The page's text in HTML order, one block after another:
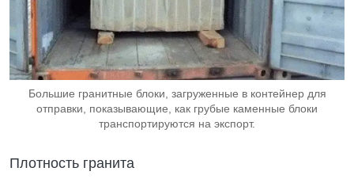
Большие гранитные блоки, загруженные в контейнер для
отправки, показывающие, как грубые каменные блоки
транспортируются на экспорт.
Плотность гранита